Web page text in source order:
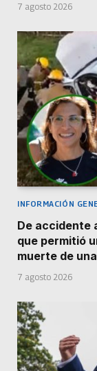
7 agosto 2026
INFORMACIÓN
De accidente
que permitió
muerte de
7 agosto 2026